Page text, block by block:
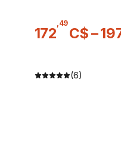
172
49
C$–
(6)